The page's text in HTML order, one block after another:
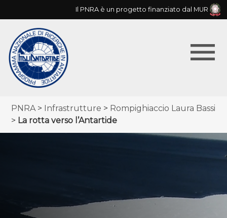
to
navigation
Il PNRA è un progetto finanziato dal MUR
menu
Menu
principale
Breadcrumb
PNRA Infrastrutture
Rompighiaccio Laura Bassi
La rotta verso l’Antartide